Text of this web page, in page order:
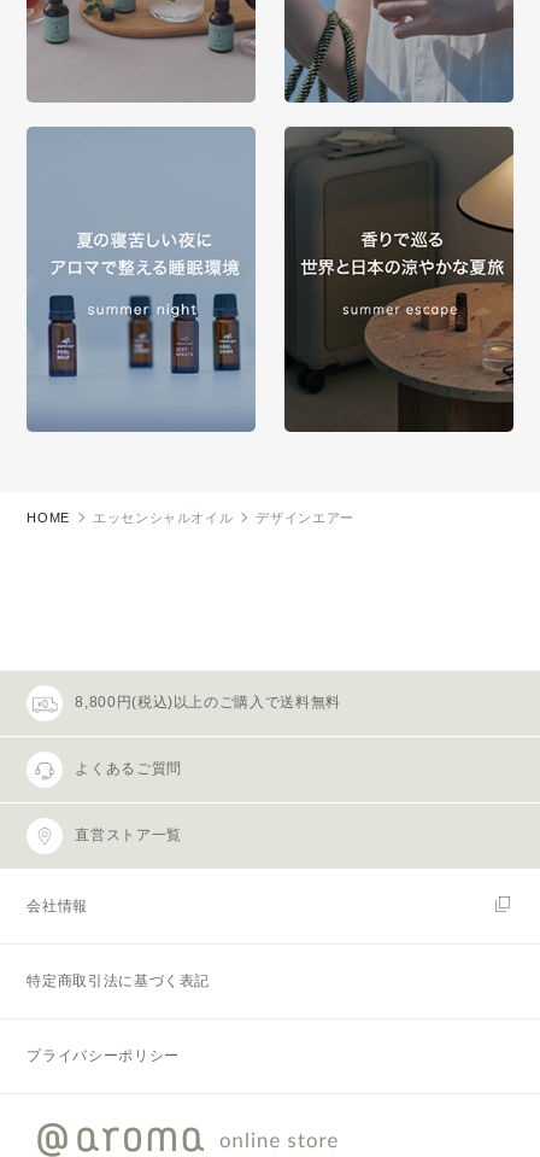
HOME エッセンシャルオイル デザインエアー
8,800円(税込)以上のご購入で送料無料
よくあるご質問
直営ストア一覧
会社情報
特定商取引法に基づく表記
プライバシーポリシー